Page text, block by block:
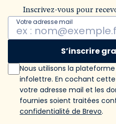
Inscrivez-vous pour
Votre adresse mail
S’inscrire
Nous utilisons la
infolettre. En cochant
votre adresse mail et les
fournies soient traitées
confidentialité de Brevo.